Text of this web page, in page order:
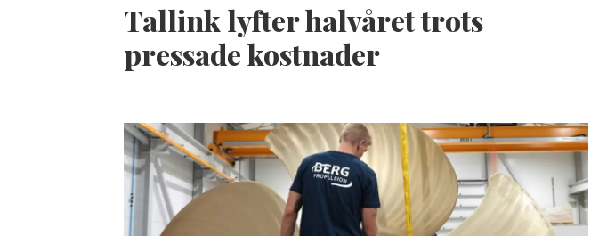
Tallink lyfter halvåret trots
pressade kostnader